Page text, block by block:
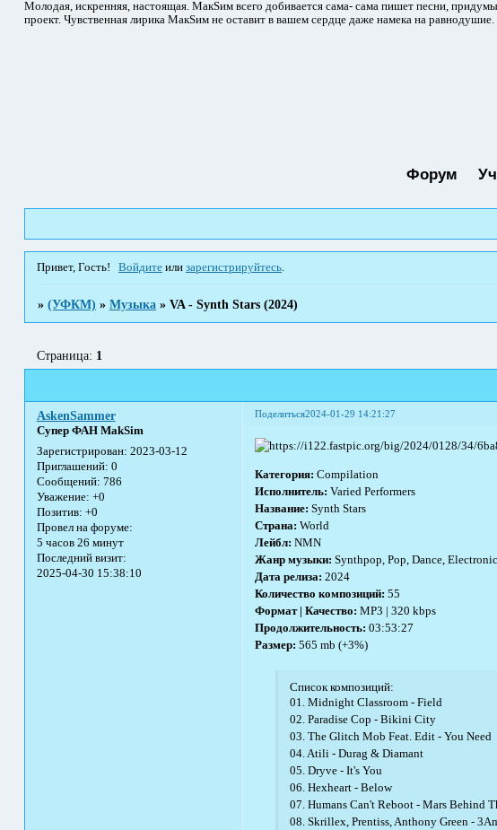
Молодая, искренняя, настоящая. МакSим всего добивается сама- сама пишет песни,
проект. Чувственная лирика МакSим не оставит в вашем сердце даже намека на равнодушие.
Форум
Привет, Гость! Войдите или зарегистрируйтесь
» (УФКМ) » Музыка » VA - Synth Stars (2024)
Страница: 1
Поделиться2024-01-29 14:21:27
AskenSammer
Супер ФАН MakSim
Зарегистрирован: 2023-03-12
Приглашений: 0
Сообщений: 786
Уважение: +0
Позитив: +0
Провел на форуме:
5 часов 26 минут
Последний визит:
2025-04-30 15:38:10
Категория: Compilation
Исполнитель: Varied Performers
Название: Synth Stars
Страна: World
Лейбл: NMN
Жанр музыки: Synthpop, Pop, Dance, Electronic
Дата релиза: 2024
Количество композиций: 55
Формат | Качество: MP3 | 320 kbps
Продолжительность: 03:53:27
Размер: 565 mb (+3%)
Список композиций:
01. Midnight Classroom - Field
02. Paradise Cop - Bikini City
03. The Glitch Mob Feat. Edit - You Need
04. Atili - Durag & Diamant
05. Dryve - It's You
06. Hexheart - Below
07. Humans Can't Reboot - Mars Behind
08. Skrillex, Prentiss, Anthony Green -